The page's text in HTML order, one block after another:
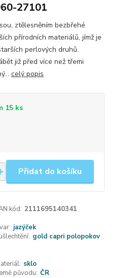
27101
ztělesněním bezbřehé
přírodních materiálů, jímž je
perlových druhů.
již před více než třemi
celý popis
15 ks
Přidat do košíku
kód: 2111695140341
jazýček
gold capri polopokov
sklo
původu: ČR